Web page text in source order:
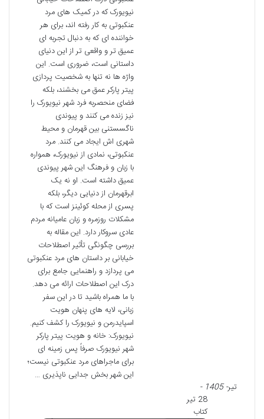
نیویورک که در کمیک های مرد
عنکبوتی به کار رفته اند، برای هر
خواننده ای که به دنبال تجربه ای
عمیق تر و واقعی تر از این دنیای
داستانی است، ضروری است. این
واژه ها نه تنها به شخصیت پردازی
پیتر پارکر عمق می بخشند، بلکه
فضای منحصربه فرد شهر نیویورک را
نیز زنده می کنند و پیوندی
ناگسستنی بین قهرمان و محیط
شهری اش ایجاد می کنند. مرد
عنکبوتی، نمادی از نیویورک، همواره
با زبان و فرهنگ این شهر پیوندی
عمیق داشته است. او نه یک
ابرقهرمان از دنیایی دیگر، بلکه
پسری از محله کوئینز است که با
مشکلات روزمره و زبان عامیانه مردم
عادی سروکار دارد. این مقاله به
بررسی چگونگی تأثیر اصطلاحات
خیابانی بر داستان های مرد عنکبوتی
می پردازد و راهنمایی جامع برای
درک این اصطلاحات ارائه می دهد.
با ما همراه باشید تا در این سفر
زبانی، لایه های پنهان هویت
اسپایدرمن و نیویورک را کشف کنیم.
نیویورک: خانه و هویت پیتر پارکر
شهر نیویورک صرفاً پس زمینه ای
برای ماجراهای مرد عنکبوتی نیست؛
این شهر بخش جدایی ناپذیری …
تیر- 1405 -
28 تیر
کتاب